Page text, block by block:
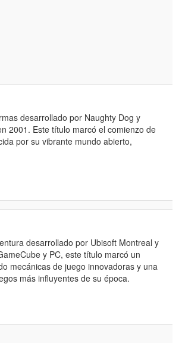
desarrollado por Naughty Dog y
2001. Este título marcó el comienzo de
por su vibrante mundo abierto,
desarrollado por Ubisoft Montreal y
y PC, este título marcó un
mecánicas de juego innovadoras y una
más influyentes de su época.